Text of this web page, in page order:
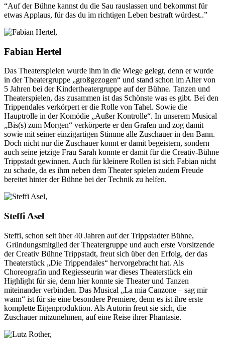
“Auf der Bühne kannst du die Sau rauslassen und bekommst für
etwas Applaus, für das du im richtigen Leben bestraft würdest..”
Fabian Hertel
Das Theaterspielen wurde ihm in die Wiege gelegt, denn er wurde
in der Theatergruppe „großgezogen“ und stand schon im Alter von
5 Jahren bei der Kindertheatergruppe auf der Bühne. Tanzen und
Theaterspielen, das zusammen ist das Schönste was es gibt. Bei den
Trippendales verkörpert er die Rolle von Tahel. Sowie die
Hauptrolle in der Komödie „Außer Kontrolle“. In unserem Musical
„Bis(s) zum Morgen“ verkörperte er den Grafen und zog damit
sowie mit seiner einzigartigen Stimme alle Zuschauer in den Bann.
Doch nicht nur die Zuschauer konnt er damit begeistern, sondern
auch seine jetzige Frau Sarah konnte er damit für die Creativ-Bühne
Trippstadt gewinnen. Auch für kleinere Rollen ist sich Fabian nicht
zu schade, da es ihm neben dem Theater spielen zudem Freude
bereitet hinter der Bühne bei der Technik zu helfen.
Steffi Asel
Steffi, schon seit über 40 Jahren auf der Trippstadter Bühne,
Gründungsmitglied der Theatergruppe und auch erste Vorsitzende
der Creativ Bühne Trippstadt, freut sich über den Erfolg, der das
Theaterstück „Die Trippendales“ hervorgebracht hat. Als
Choreografin und Regiesseurin war dieses Theaterstück ein
Highlight für sie, denn hier konnte sie Theater und Tanzen
miteinander verbinden. Das Musical „La mia Canzone – sag mir
wann“ ist für sie eine besondere Premiere, denn es ist ihre erste
komplette Eigenproduktion. Als Autorin freut sie sich, die
Zuschauer mitzunehmen, auf eine Reise ihrer Phantasie.